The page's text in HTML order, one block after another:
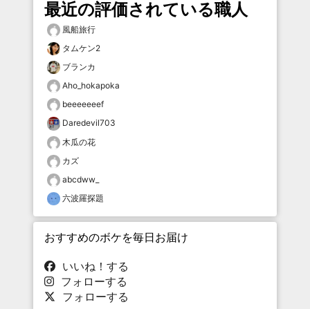
最近の評価されている職人
風船旅行
タムケン2
ブランカ
Aho_hokapoka
beeeeeeef
Daredevil703
木瓜の花
カズ
abcdww_
六波羅探題
おすすめのボケを毎日お届け
いいね！する
フォローする
フォローする